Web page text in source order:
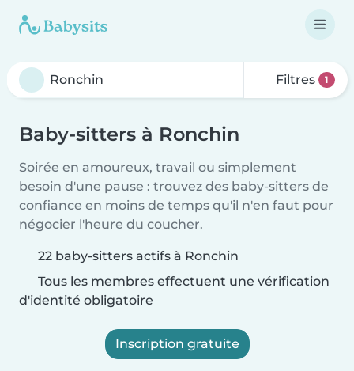
Filtres 1
Baby-sitters à Ronchin
Soirée en amoureux, travail ou simplement
besoin d'une pause : trouvez des baby-sitters de
confiance en moins de temps qu'il n'en faut pour
négocier l'heure du coucher.
22 baby-sitters actifs à Ronchin
Tous les membres effectuent une vérification
d'identité obligatoire
Inscription gratuite